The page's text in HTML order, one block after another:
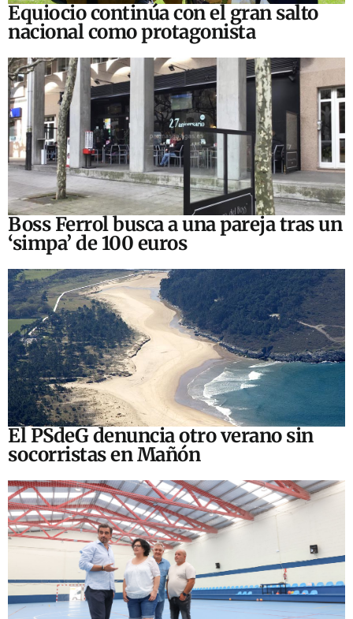
Equiocio continúa con el gran salto
nacional como protagonista
Boss Ferrol busca a una pareja tras un
‘simpa’ de 100 euros
El PSdeG denuncia otro verano sin
socorristas en Mañón